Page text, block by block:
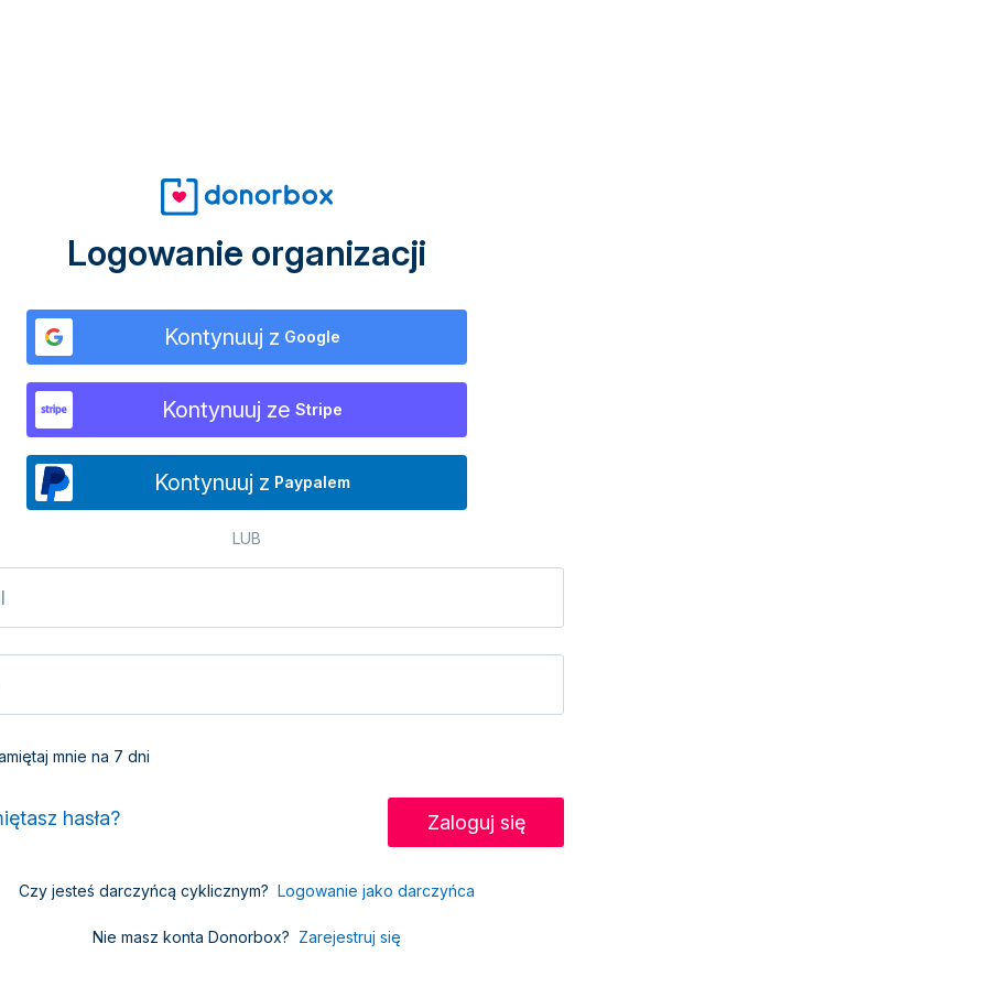
Logowanie organizacji
Kontynuuj z Google
Kontynuuj ze Stripe
Kontynuuj z Paypalem
LUB
mnie na 7 dni
hasła?
Czy jesteś darczyńcą cyklicznym? Logowanie jako darczyńca
Nie masz konta Donorbox? Zarejestruj się